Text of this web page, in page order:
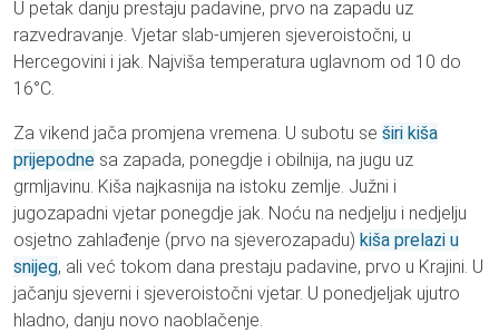
U petak danju prestaju padavine, prvo na zapadu uz
razvedravanje. Vjetar slab-umjeren sjeveroistočni, u
Hercegovini i jak. Najviša temperatura uglavnom od 10 do
16°C.
Za vikend jača promjena vremena. U subotu se širi kiša
prijepodne sa zapada, ponegdje i obilnija, na jugu uz
grmljavinu. Kiša najkasnija na istoku zemlje. Južni i
jugozapadni vjetar ponegdje jak. Noću na nedjelju i nedjelju
osjetno zahlađenje (prvo na sjeverozapadu) kiša prelazi u
snijeg, ali već tokom dana prestaju padavine, prvo u Krajini. U
jačanju sjeverni i sjeveroistočni vjetar. U ponedjeljak ujutro
hladno, danju novo naoblačenje.